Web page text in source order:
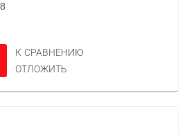
К СРАВНЕНИЮ
ОТЛОЖИТЬ